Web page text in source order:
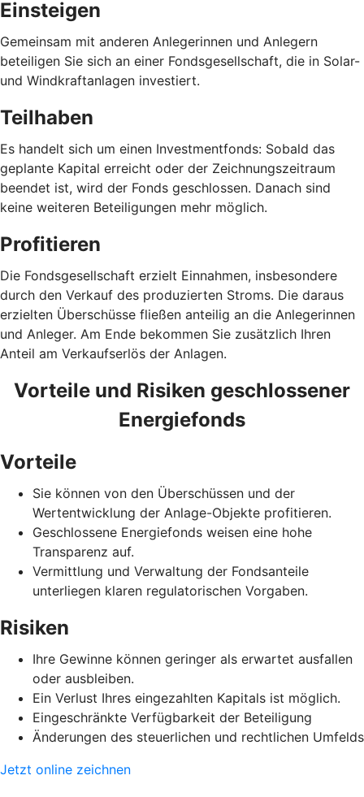
Einsteigen
Gemeinsam mit anderen Anlegerinnen und Anlegern
beteiligen Sie sich an einer Fondsgesellschaft, die in Solar-
und Windkraftanlagen investiert.
Teilhaben
Es handelt sich um einen Investmentfonds: Sobald das
geplante Kapital erreicht oder der Zeichnungszeitraum
beendet ist, wird der Fonds geschlossen. Danach sind
keine weiteren Beteiligungen mehr möglich.
Profitieren
Die Fondsgesellschaft erzielt Einnahmen, insbesondere
durch den Verkauf des produzierten Stroms. Die daraus
erzielten Überschüsse fließen anteilig an die Anlegerinnen
und Anleger. Am Ende bekommen Sie zusätzlich Ihren
Anteil am Verkaufserlös der Anlagen.
Vorteile und Risiken geschlossener
Energiefonds
Vorteile
Sie können von den Überschüssen und der
Wertentwicklung der Anlage-Objekte profitieren.
Geschlossene Energiefonds weisen eine hohe
Transparenz auf.
Vermittlung und Verwaltung der Fondsanteile
unterliegen klaren regulatorischen Vorgaben.
Risiken
Ihre Gewinne können geringer als erwartet ausfallen
oder ausbleiben.
Ein Verlust Ihres eingezahlten Kapitals ist möglich.
Eingeschränkte Verfügbarkeit der Beteiligung
Änderungen des steuerlichen und rechtlichen Umfelds
Jetzt online zeichnen